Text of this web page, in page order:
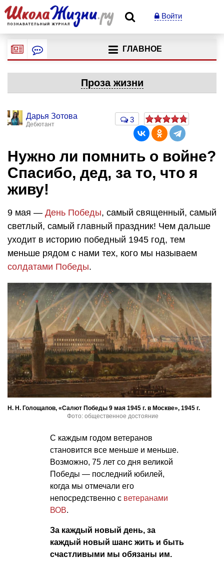
Войти
ГЛАВНОЕ
Проза жизни
Дарья Зотова
Дебютант
3
​Нужно ли помнить о войне?
Спасибо, дед, за то, что я
живу!
9 мая — День Победы, самый священный, самый
светлый, самый главный праздник! Чем дальше
уходит в историю победный 1945 год, тем
меньше рядом с нами тех, кого мы называем
солдатами Победы.
Н. Н. Голощапов, «Салют Победы 9 мая 1945 г. в Москве», 1945 г.
Фото: общественное достояние
С каждым годом ветеранов
становится все меньше и меньше.
Возможно, 75 лет со дня великой
Победы — последний юбилей,
когда мы отмечали его
непосредственно с ветеранами
ВОВ.
За каждый новый день, за
каждый новый шанс жить и быть
счастливыми мы обязаны им.